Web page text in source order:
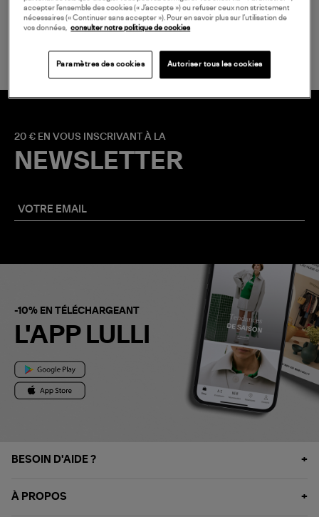
LIVRAISON GRATUITE
à partir de 150 € d'achat*
20 € EN VOUS INSCRIVANT À LA
NEWSLETTER
-10% EN TÉLÉCHARGEANT
L'APP LULLI
BESOIN D'AIDE ?
À PROPOS
accepter l’ensemble des cookies (« J’accepte ») ou refuser ceux non strictement
nécessaires (« Continuer sans accepter »). Pour en savoir plus sur l’utilisation de
vos données, consulter notre politique de cookies
Paramètres des cookies Autoriser tous les cookies